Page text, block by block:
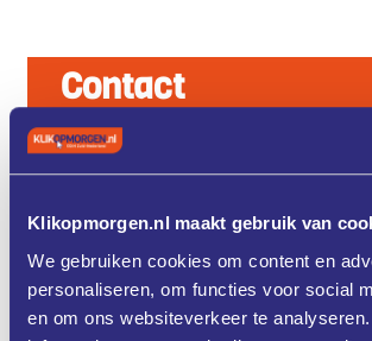
Klikopmorgen.nl maakt gebruik van
We gebruiken cookies om content en
personaliseren, om functies voor social
en om ons websiteverkeer te
Contact
Home>Contact
Het Projectbureau van
Klikopmorgen.nl is gevestigd
Eindhoven, je bent altijd van
welkom om even bij ons